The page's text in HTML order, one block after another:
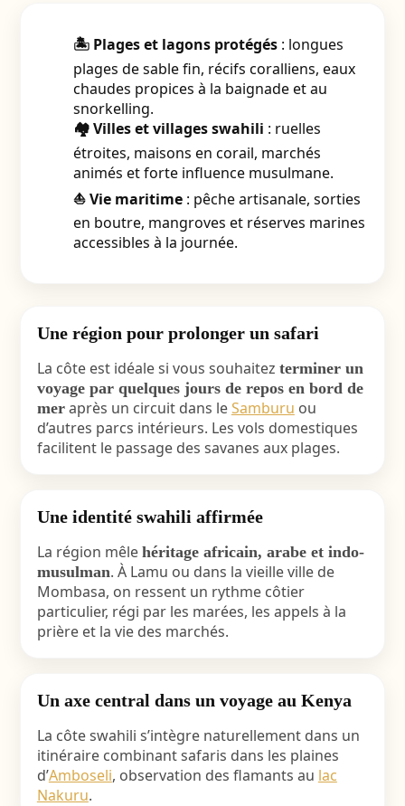
🏝️ Plages et lagons protégés: longues
plages de sable fin, récifs coralliens, eaux
chaudes propices à la baignade et au
snorkelling.
🏘️ Villes et villages swahili : ruelles
étroites, maisons en corail, marchés
animés et forte influence musulmane.
⛵ Vie maritime: pêche artisanale, sorties
en boutre, mangroves et réserves marines
accessibles à la journée.
Une région pour prolonger un safari
La côte est idéale si vous souhaitez terminer un
voyage par quelques jours de repos en bord de
meraprès un circuit dans leSamburu ou
d’autres parcs intérieurs. Les vols domestiques
facilitent le passage des savanes aux plages.
Une identité swahili affirmée
La région mêle héritage africain, arabe et indo-
musulman. À Lamu ou dans la vieille ville de
Mombasa, on ressent un rythme côtier
particulier, régi par les marées, les appels à la
prière et la vie des marchés.
Un axe central dans un voyage au Kenya
La côte swahili s’intègre naturellement dans un
itinéraire combinant safaris dans les plaines
d’Amboseli, observation des flamants au lac
Nakuru.